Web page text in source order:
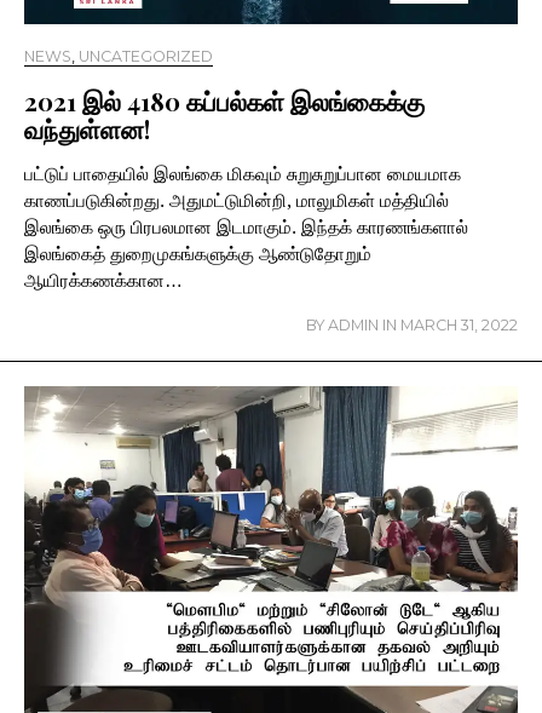
NEWS, UNCATEGORIZED
2021 இல் 4180 கப்பல்கள் இலங்கைக்கு
வந்துள்ளன!
பட்டுப் பாதையில் இலங்கை மிகவும் சுறுசுறுப்பான மையமாக
காணப்படுகின்றது. அதுமட்டுமின்றி, மாலுமிகள் மத்தியில்
இலங்கை ஒரு பிரபலமான இடமாகும். இந்தக் காரணங்களால்
இலங்கைத் துறைமுகங்களுக்கு ஆண்டுதோறும்
ஆயிரக்கணக்கான…
BY ADMIN IN MARCH 31, 2022